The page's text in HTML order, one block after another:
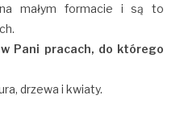
małym formacie i są to
Pani pracach, do którego
drzewa i kwiaty.